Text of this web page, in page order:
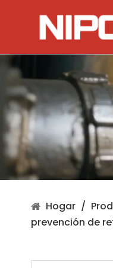
Hogar /
prevención de